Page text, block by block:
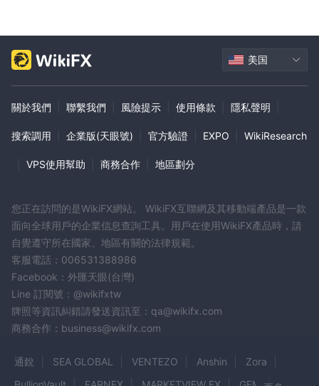
美国
關於我們 聯繫我們 風險提示 使用條款 隱私聲明
搜索調用 企業版(天眼號) 官方驗證 EXPO WikiResearch
VPS使用幫助 商務合作 地區劃分
您正在訪問的是WikiFX網站。 WikiFX互聯網及其移動端產品是一款
面向全球用戶的企業信息查詢工具。用戶在使用WikiFX產品時，請
自覺遵守所在國家、地區有關的法律規範。
客服電話：006531388986
Facebook：外匯天眼(台灣)
Line 訂閱號：@wikifxtw
牌照等資訊糾錯請發送資訊至：qa@wikifx.com
商務合作：business@wikifx.com
通銳 SEA GLOBAL VENTEZO Anshin
Zora